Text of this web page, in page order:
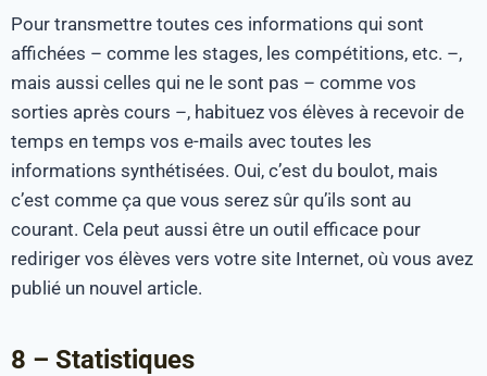
Pour transmettre toutes ces informations qui sont
affichées – comme les stages, les compétitions, etc. –,
mais aussi celles qui ne le sont pas – comme vos
sorties après cours –, habituez vos élèves à recevoir de
temps en temps vos e-mails avec toutes les
informations synthétisées. Oui, c’est du boulot, mais
c’est comme ça que vous serez sûr qu’ils sont au
courant. Cela peut aussi être un outil efficace pour
rediriger vos élèves vers votre site Internet, où vous avez
publié un nouvel article.
8 – Statistiques